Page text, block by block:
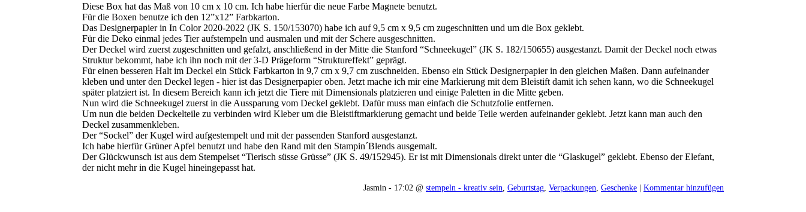
Diese Box hat das Maß von 10 cm x 10 cm. Ich habe hierfür die neue Farbe Magnete benutzt.
Für die Boxen benutze ich den 12”x12” Farbkarton.
Das Designerpapier in In Color 2020-2022 (JK S. 150/153070) habe ich auf 9,5 cm x 9,5 cm zugeschnitten und um die Box geklebt.
Für die Deko einmal jedes Tier aufstempeln und ausmalen und mit der Schere ausgeschnitten.
Der Deckel wird zuerst zugeschnitten und gefalzt, anschließend in der Mitte die Stanford “Schneekugel” (JK S. 182/150655) ausgestanzt. Damit der Deckel noch etwas
Struktur bekommt, habe ich ihn noch mit der 3-D Prägeform “Struktureffekt” geprägt.
Für einen besseren Halt im Deckel ein Stück Farbkarton in 9,7 cm x 9,7 cm zuschneiden. Ebenso ein Stück Designerpapier in den gleichen Maßen. Dann aufeinander
kleben und unter den Deckel legen - hier ist das Designerpapier oben. Jetzt mache ich mir eine Markierung mit dem Bleistift damit ich sehen kann, wo die Schneekugel
später platziert ist. In diesem Bereich kann ich jetzt die Tiere mit Dimensionals platzieren und einige Paletten in die Mitte geben.
Nun wird die Schneekugel zuerst in die Aussparung vom Deckel geklebt. Dafür muss man einfach die Schutzfolie entfernen.
Um nun die beiden Deckelteile zu verbinden wird Kleber um die Bleistiftmarkierung gemacht und beide Teile werden aufeinander geklebt. Jetzt kann man auch den
Deckel zusammenkleben.
Der “Sockel” der Kugel wird aufgestempelt und mit der passenden Stanford ausgestanzt.
Ich habe hierfür Grüner Apfel benutzt und habe den Rand mit den Stampin´Blends ausgemalt.
Der Glückwunsch ist aus dem Stempelset “Tierisch süsse Grüsse” (JK S. 49/152945). Er ist mit Dimensionals direkt unter die “Glaskugel” geklebt. Ebenso der Elefant,
der nicht mehr in die Kugel hineingepasst hat.
Jasmin - 17:02 @ stempeln - kreativ sein Geburtstag Verpackungen Geschenke | Kommentar hinzufügen